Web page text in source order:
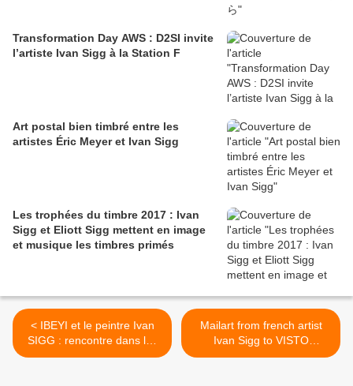
Transformation Day AWS : D2SI invite
l’artiste Ivan Sigg à la Station F
Art postal bien timbré entre les
artistes Éric Meyer et Ivan Sigg
Les trophées du timbre 2017 : Ivan
Sigg et Eliott Sigg mettent en image
et musique les timbres primés
< IBEYI et le peintre Ivan
SIGG : rencontre dans les
pages de Libération
Mailart from french artist
Ivan Sigg to VISTO
IMAGES >